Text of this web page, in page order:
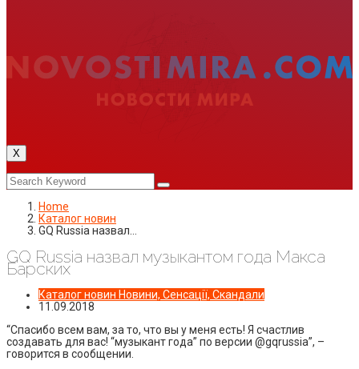
X
Home
Каталог новин
GQ Russia назвал…
GQ Russia назвал музыкантом года Макса
Барских
Каталог новин Новини, Сенсації, Скандали
11.09.2018
“Спасибо всем вам, за то, что вы у меня есть! Я счастлив
создавать для вас! “музыкант года” по версии @gqrussia”, –
говорится в сообщении.